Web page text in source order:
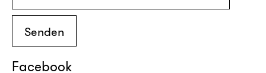
Facebook